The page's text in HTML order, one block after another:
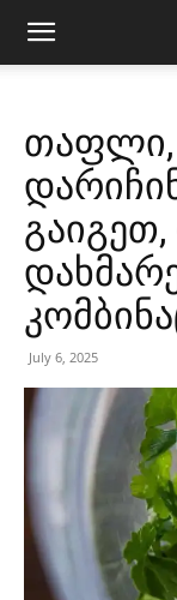
თაფლი,
July 6, 2025